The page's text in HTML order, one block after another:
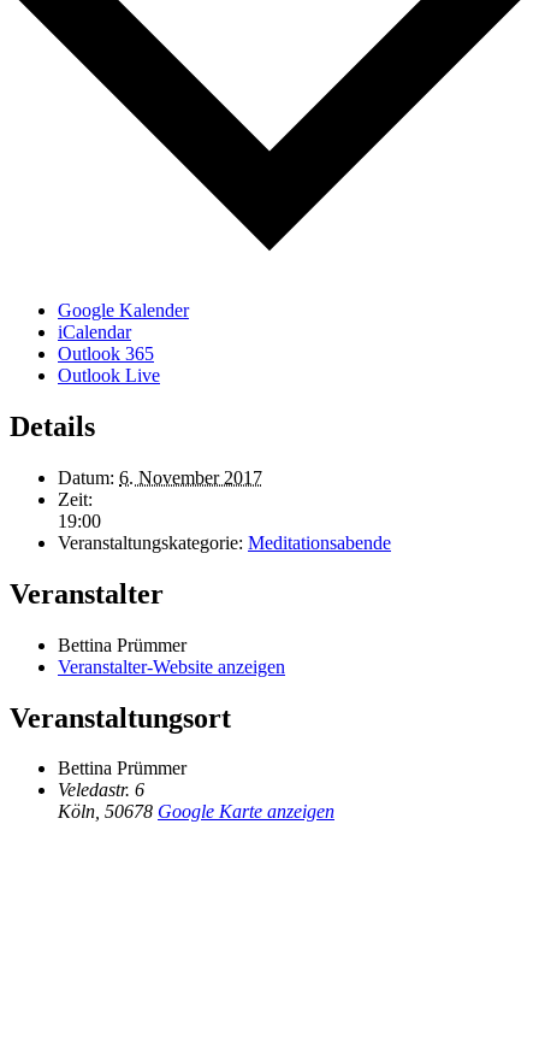
Google Kalender
iCalendar
Outlook 365
Outlook Live
Details
Datum: 6. November 2017
Zeit:
19:00
Veranstaltungskategorie: Meditationsabende
Veranstalter
Bettina Prümmer
Veranstalter-Website anzeigen
Veranstaltungsort
Bettina Prümmer
Veledastr. 6
Köln, 50678 Google Karte anzeigen